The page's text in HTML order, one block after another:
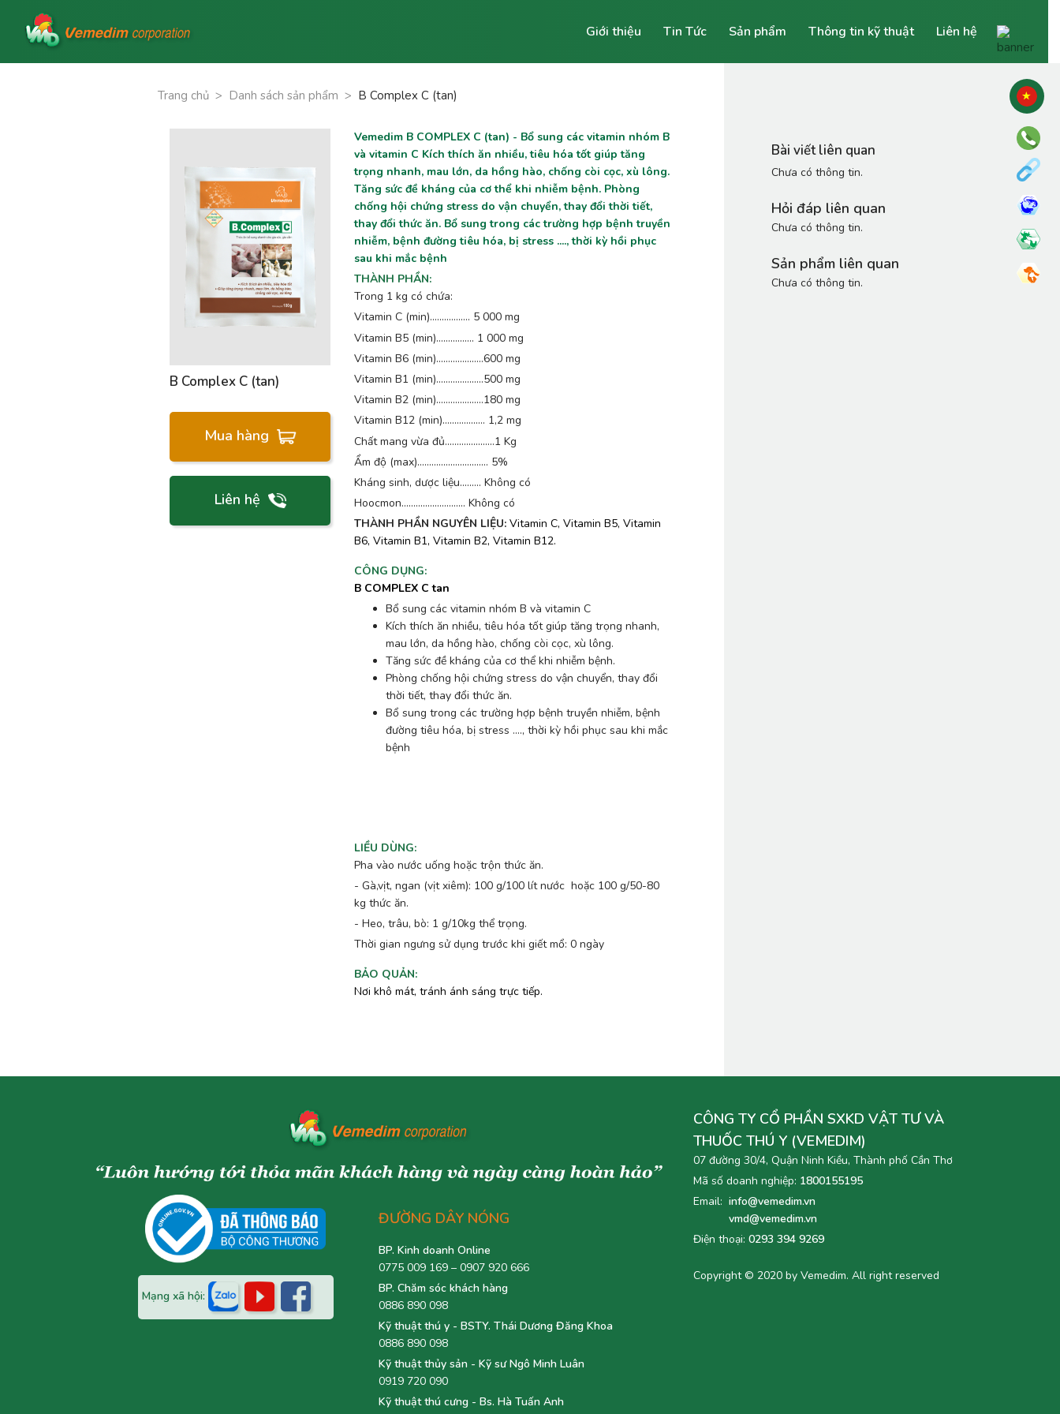
Giới thiệu Tin Tức Sản phẩm Thông tin kỹ thuật Liên hệ
Trang chủ > Danh sách sản phẩm > B Complex C (tan)
B Complex C (tan)
Mua hàng
Liên hệ
Vemedim B COMPLEX C (tan) - Bổ sung các vitamin nhóm B
và vitamin C Kích thích ăn nhiều, tiêu hóa tốt giúp tăng
trọng nhanh, mau lớn, da hồng hào, chống còi cọc, xù lông.
Tăng sức đề kháng của cơ thể khi nhiễm bệnh. Phòng
chống hội chứng stress do vận chuyển, thay đổi thời tiết,
thay đổi thức ăn. Bổ sung trong các trường hợp bệnh truyền
nhiễm, bệnh đường tiêu hóa, bị stress ...., thời kỳ hồi phục
sau khi mắc bệnh
THÀNH PHẦN:
Trong 1 kg có chứa:
Vitamin C (min)........…...... 5 000 mg
Vitamin B5 (min)…….......... 1 000 mg
Vitamin B6 (min)...……......…..600 mg
Vitamin B1 (min)....…....…......500 mg
Vitamin B2 (min)..….....…...….180 mg
Vitamin B12 (min)…......…...… 1,2 mg
Chất mang vừa đủ.....................1 Kg
Ẩm độ (max).............................. 5%
Kháng sinh, dược liệu......... Không có
Hoocmon........................... Không có
THÀNH PHẦN NGUYÊN LIỆU: Vitamin C, Vitamin B5, Vitamin
B6, Vitamin B1, Vitamin B2, Vitamin B12.
CÔNG DỤNG:
B COMPLEX C tan
Bổ sung các vitamin nhóm B và vitamin C
Kích thích ăn nhiều, tiêu hóa tốt giúp tăng trọng nhanh,
mau lớn, da hồng hào, chống còi cọc, xù lông.
Tăng sức đề kháng của cơ thể khi nhiễm bệnh.
Phòng chống hội chứng stress do vận chuyển, thay đổi
thời tiết, thay đổi thức ăn.
Bổ sung trong các trường hợp bệnh truyền nhiễm, bệnh
đường tiêu hóa, bị stress ...., thời kỳ hồi phục sau khi mắc
bệnh
LIỀU DÙNG:
Pha vào nước uống hoặc trộn thức ăn.
- Gà,vịt, ngan (vịt xiêm): 100 g/100 lít nước hoặc 100 g/50-80
kg thức ăn.
- Heo, trâu, bò: 1 g/10kg thể trọng.
Thời gian ngưng sử dụng trước khi giết mổ: 0 ngày
BẢO QUẢN:
Nơi khô mát, tránh ánh sáng trực tiếp.
Bài viết liên quan
Chưa có thông tin.
Hỏi đáp liên quan
Chưa có thông tin.
Sản phẩm liên quan
Chưa có thông tin.
Mạng xã hội:
ĐƯỜNG DÂY NÓNG
BP. Kinh doanh Online
0775 009 169 – 0907 920 666
BP. Chăm sóc khách hàng
0886 890 098
Kỹ thuật thú y - BSTY. Thái Dương Đăng Khoa
0886 890 098
Kỹ thuật thủy sản - Kỹ sư Ngô Minh Luân
0919 720 090
Kỹ thuật thú cưng - Bs. Hà Tuấn Anh
CÔNG TY CỔ PHẦN SXKD VẬT TƯ VÀ
THUỐC THÚ Y (VEMEDIM)
07 đường 30/4, Quận Ninh Kiều, Thành phố Cần Thơ
Mã số doanh nghiệp: 1800155195
Email: info@vemedim.vn
vmd@vemedim.vn
Điện thoại: 0293 394 9269
Copyright © 2020 by Vemedim. All right reserved